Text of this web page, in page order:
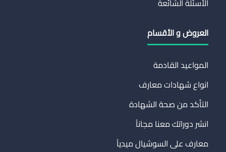
العروض و الأقسام
المواعيد القادمة
انواع شهادات معارف
التأكد من صحة الشهادة
انشر دوراتك معنا مجاناً
معارف على السوشيال ميدياً